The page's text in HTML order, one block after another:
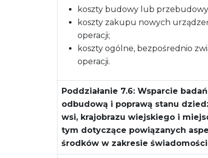
koszty budowy lub
koszty zakupu nowych
operacji;
koszty ogólne, bezpośrednio
operacji.
Poddziałanie 7.6: Wsparcie
odbudową i poprawą stanu
wsi, krajobrazu wiejskiego i
tym dotyczące powiązanych
środków w zakresie